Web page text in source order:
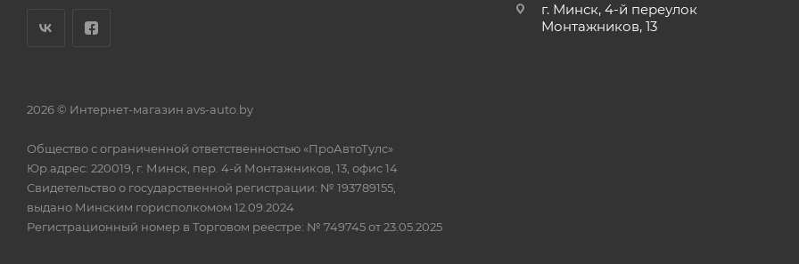
г. Минск, 4-й переулок
Монтажников, 13
2026 © Интернет-магазин avs-auto.by
Общество с ограниченной ответственностью «ПроАвтоТулс»
Юр.адрес: 220019, г. Минск, пер. 4-й Монтажников, 13, офис 14
Свидетельство о государственной регистрации: № 193789155,
выдано Минским горисполкомом 12.09.2024
Регистрационный номер в Торговом реестре: № 749745 от 23.05.2025